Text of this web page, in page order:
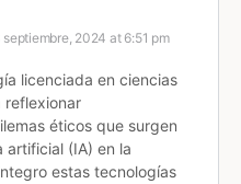
septiembre, 2024 at 6:51 pm
licenciada en ciencias
reflexionar
éticos que surgen
artificial (IA) en la
estas tecnologías